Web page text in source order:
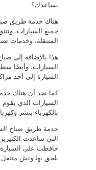
يساعدك؟
هناك خدمة طريق
جميع السيارات،
المتنقلة، وخدمات
هذا بالإضافة إلى
السيارات، وأيضًا
السيارة إلى أحد
كما نجد أن هناك
السيارات الذي
بالكهرباء بنشر
خدمة طريق صباح
التي ساعدت
حافظت على
يلحق بها ونش متنقل